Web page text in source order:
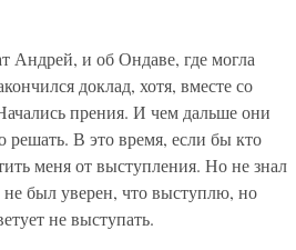
Андрей, и об Ондаве, где могла
доклад, хотя, вместе со
прения. И чем дальше они
решать. В это время, если бы кто
меня от выступления. Но не знал
был уверен, что выступлю, но
не выступать.